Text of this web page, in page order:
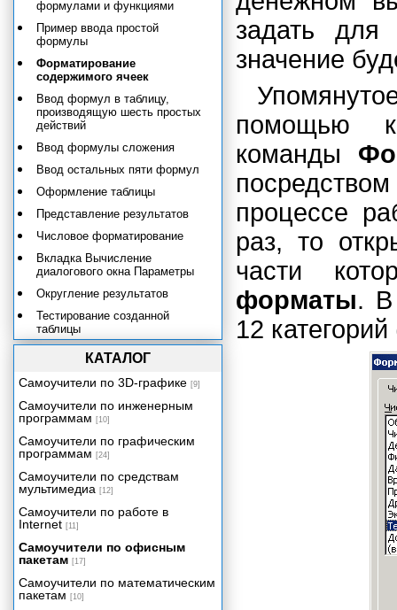
задать
значение
помощью
команды
процессе
раз, то
части
форматы. В
12
формулами и функциями
Пример ввода простой
формулы
Форматирование
содержимого ячеек
Ввод формул в таблицу,
производящую шесть простых
действий
Ввод формулы сложения
Ввод остальных пяти формул
Оформление таблицы
Представление результатов
Числовое форматирование
Вкладка Вычисление
диалогового окна Параметры
Округление результатов
Тестирование созданной
таблицы
Практическое применение
полученных знаний. Расчет
НДС.
прибыли
От таблицы умножения к
элементарным расчетам
денежных потоков
Создание табличной базы
данных сотрудников
Должностные оклады и премии
Написание числовых данных
прописью
рабочего времени
КАТАЛОГ
Самоучители по 3D-графике [9]
Самоучители по инженерным
программам [10]
Самоучители по графическим
программам [24]
Самоучители по средствам
мультимедиа [12]
Самоучители по работе в
Internet [11]
Самоучители по офисным
пакетам [17]
Самоучители по математическим
пакетам [10]